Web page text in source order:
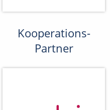
Kooperations-
Partner